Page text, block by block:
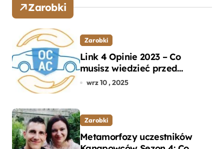
Zarobki
Zarobki
Link 4 Opinie 2023 – Co
musisz wiedzieć przed
wyborem ubezpieczenia OC i
wrz 10 , 2025
Zarobki
Metamorfozy uczestników